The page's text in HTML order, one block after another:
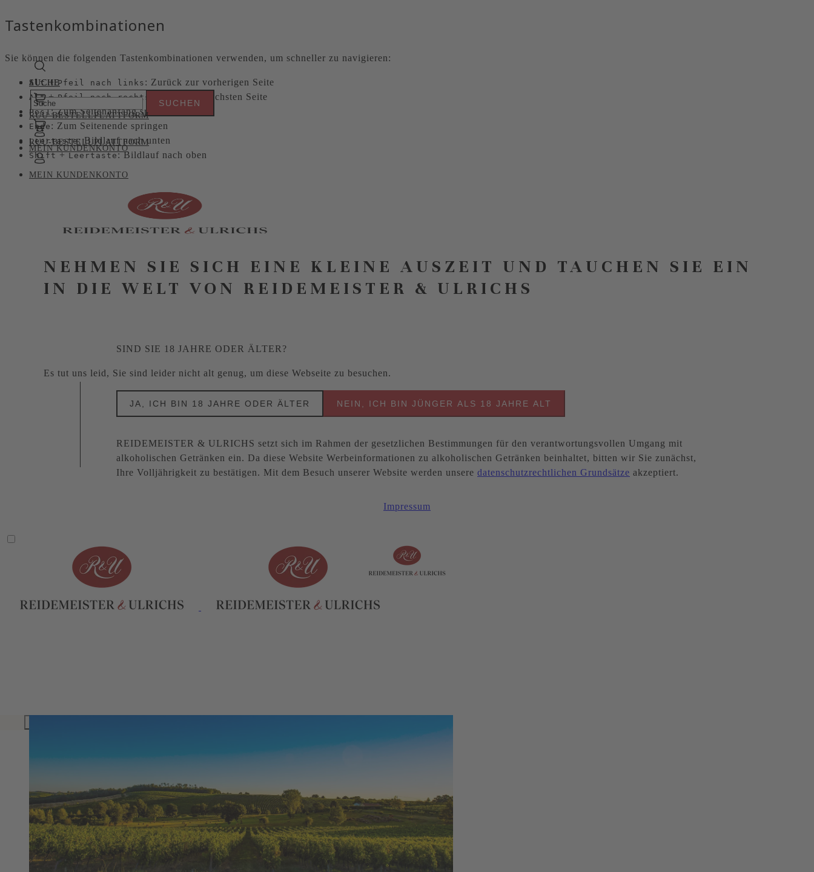
Tastenkombinationen
Sie können die folgenden Tastenkombinationen verwenden, um schneller zu navigieren:
Alt+Pfeil nach links : Zurück zur vorherigen Seite
Alt+Pfeil nach rechts : Weiter zur nächsten Seite
Pos1: Zum Seitenanfang springen
Ende : Zum Seitenende springen
Leertaste: Bildlauf nach unten
Shift+Leertaste: Bildlauf nach oben
NEHMEN SIE SICH EINE KLEINE AUSZEIT UND TAUCHEN SIE EIN
IN DIE WELT VON REIDEMEISTER & ULRICHS
SIND SIE 18 JAHRE ODER ÄLTER?
Es tut uns leid, Sie sind leider nicht alt genug, um diese Webseite zu besuchen.
JA, ICH BIN 18 JAHRE ODER ÄLTER NEIN, ICH BIN JÜNGER ALS 18 JAHRE ALT
REIDEMEISTER & ULRICHS setzt sich im Rahmen der gesetzlichen Bestimmungen für den verantwortungsvollen Umgang mit
alkoholischen Getränken ein. Da diese Website Werbeinformationen zu alkoholischen Getränken beinhaltet, bitten wir Sie zunächst,
Ihre Volljährigkeit zu bestätigen. Mit dem Besuch unserer Website werden unsere datenschutzrechtlichen Grundsätze akzeptiert.
Impressum
SUCHE
RUU-BESTELLPLATTFORM
MEIN KUNDENKONTO
SUCHE
RUU-BESTELLPLATTFORM
MEIN KUNDENKONTO
KURZTITEL TEASER 2